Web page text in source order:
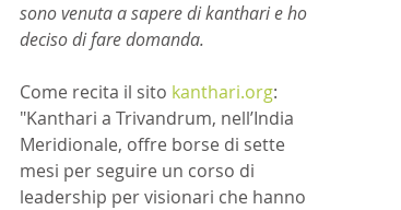
sono venuta a sapere di kanthari e ho
deciso di fare domanda.
Come recita il sito kanthari.org:
"Kanthari a Trivandrum, nell’India
Meridionale, offre borse di sette
mesi per seguire un corso di
leadership per visionari che hanno